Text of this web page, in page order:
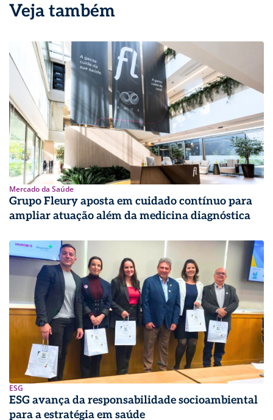
Veja também
Mercado da Saúde
Grupo Fleury aposta em cuidado contínuo para
ampliar atuação além da medicina diagnóstica
ESG
ESG avança da responsabilidade socioambiental
para a estratégia em saúde